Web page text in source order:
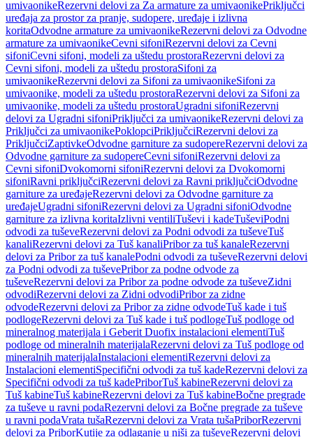
umivaonikeRezervni delovi za Za armature za umivaonikePriključci
uređaja za prostor za pranje, sudopere, uređaje i izlivna
koritaOdvodne armature za umivaonikeRezervni delovi za Odvodne
armature za umivaonikeCevni sifoniRezervni delovi za Cevni
sifoniCevni sifoni, modeli za uštedu prostoraRezervni delovi za
Cevni sifoni, modeli za uštedu prostoraSifoni za
umivaonikeRezervni delovi za Sifoni za umivaonikeSifoni za
umivaonike, modeli za uštedu prostoraRezervni delovi za Sifoni za
umivaonike, modeli za uštedu prostoraUgradni sifoniRezervni
delovi za Ugradni sifoniPriključci za umivaonikeRezervni delovi za
Priključci za umivaonikePoklopciPriključciRezervni delovi za
PriključciZaptivkeOdvodne garniture za sudopereRezervni delovi za
Odvodne garniture za sudopereCevni sifoniRezervni delovi za
Cevni sifoniDvokomorni sifoniRezervni delovi za Dvokomorni
sifoniRavni priključciRezervni delovi za Ravni priključciOdvodne
garniture za uređajeRezervni delovi za Odvodne garniture za
uređajeUgradni sifoniRezervni delovi za Ugradni sifoniOdvodne
garniture za izlivna koritaIzlivni ventiliTuševi i kadeTuševiPodni
odvodi za tuševeRezervni delovi za Podni odvodi za tuševeTuš
kanaliRezervni delovi za Tuš kanaliPribor za tuš kanaleRezervni
delovi za Pribor za tuš kanalePodni odvodi za tuševeRezervni delovi
za Podni odvodi za tuševePribor za podne odvode za
tuševeRezervni delovi za Pribor za podne odvode za tuševeZidni
odvodiRezervni delovi za Zidni odvodiPribor za zidne
odvodeRezervni delovi za Pribor za zidne odvodeTuš kade i tuš
podlogeRezervni delovi za Tuš kade i tuš podlogeTuš podloge od
mineralnog materijala i Geberit Duofix instalacioni elementiTuš
podloge od mineralnih materijalaRezervni delovi za Tuš podloge od
mineralnih materijalaInstalacioni elementiRezervni delovi za
Instalacioni elementiSpecifični odvodi za tuš kadeRezervni delovi za
Specifični odvodi za tuš kadePriborTuš kabineRezervni delovi za
Tuš kabineTuš kabineRezervni delovi za Tuš kabineBočne pregrade
za tuševe u ravni podaRezervni delovi za Bočne pregrade za tuševe
u ravni podaVrata tušaRezervni delovi za Vrata tušaPriborRezervni
delovi za PriborKutije za odlaganje u niši za tuševeRezervni delovi